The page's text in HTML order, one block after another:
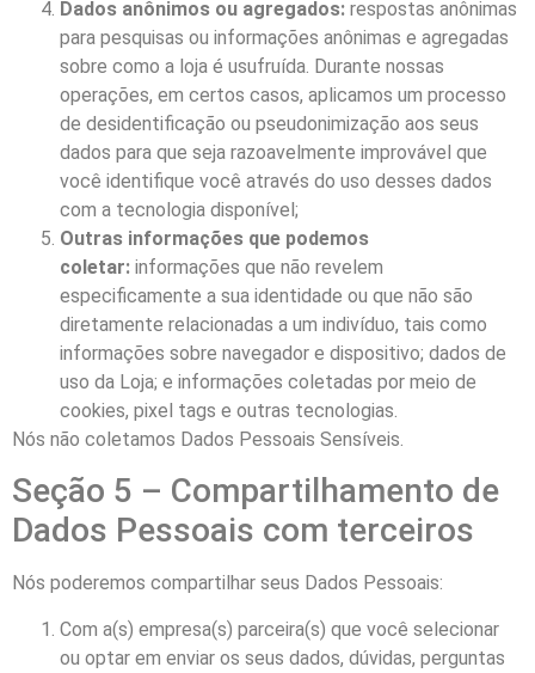
Dados anônimos ou agregados: respostas anônimas
para pesquisas ou informações anônimas e agregadas
sobre como a loja é usufruída. Durante nossas
operações, em certos casos, aplicamos um processo
de desidentificação ou pseudonimização aos seus
dados para que seja razoavelmente improvável que
você identifique você através do uso desses dados
com a tecnologia disponível;
Outras informações que podemos
coletar: informações que não revelem
especificamente a sua identidade ou que não são
diretamente relacionadas a um indivíduo, tais como
informações sobre navegador e dispositivo; dados de
uso da Loja; e informações coletadas por meio de
cookies, pixel tags e outras tecnologias.
Nós não coletamos Dados Pessoais Sensíveis.
Seção 5 – Compartilhamento de
Dados Pessoais com terceiros
Nós poderemos compartilhar seus Dados Pessoais:
Com a(s) empresa(s) parceira(s) que você selecionar
ou optar em enviar os seus dados, dúvidas, perguntas